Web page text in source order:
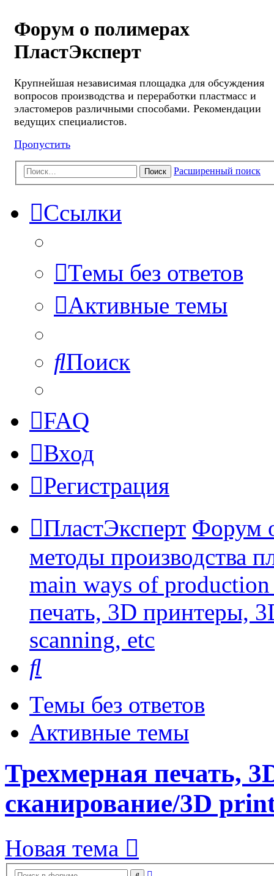
Форум о полимерах
ПластЭксперт
Крупнейшая независимая площадка для обсуждения
вопросов производства и переработки пластмасс и
эластомеров различными способами. Рекомендации
ведущих специалистов.
Пропустить
Поиск Расширенный поиск
Ссылки
Темы без ответов
Активные темы
Поиск
FAQ
Вход
Регистрация
ПластЭксперт Форум
методы производства
main ways of
печать, 3D принтеры,
scanning, etc
Темы без ответов
Активные темы
Трехмерная печать,
сканирование/3D
Новая тема